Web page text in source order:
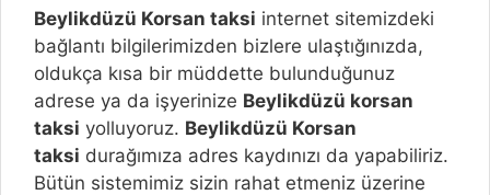
Beylikdüzü Korsan taksi internet sitemizdeki
bağlantı bilgilerimizden bizlere ulaştığınızda,
oldukça kısa bir müddette bulunduğunuz
adrese ya da işyerinize Beylikdüzü korsan
taksi yolluyoruz. Beylikdüzü Korsan
taksi durağımıza adres kaydınızı da yapabiliriz.
Bütün sistemimiz sizin rahat etmeniz üzerine